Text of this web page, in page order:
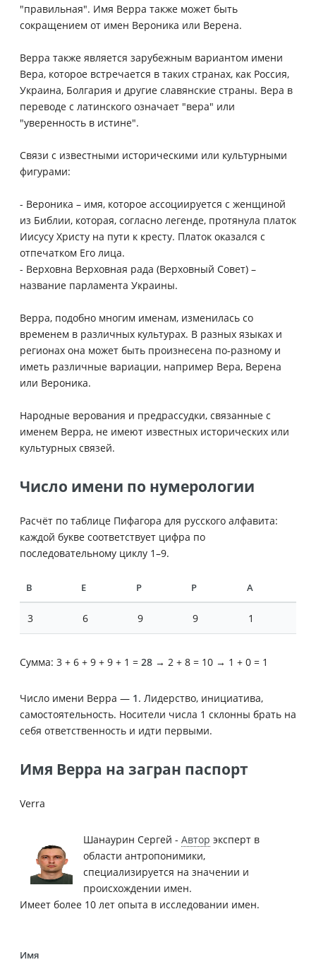
"правильная". Имя Верра также может быть
сокращением от имен Вероника или Верена.
Верра также является зарубежным вариантом имени
Вера, которое встречается в таких странах, как Россия,
Украина, Болгария и другие славянские страны. Вера в
переводе с латинского означает "вера" или
"уверенность в истине".
Связи с известными историческими или культурными
фигурами:
- Вероника – имя, которое ассоциируется с женщиной
из Библии, которая, согласно легенде, протянула платок
Иисусу Христу на пути к кресту. Платок оказался с
отпечатком Его лица.
- Верховна Верховная рада (Верховный Совет) –
название парламента Украины.
Верра, подобно многим именам, изменилась со
временем в различных культурах. В разных языках и
регионах она может быть произнесена по-разному и
иметь различные вариации, например Вера, Верена
или Вероника.
Народные верования и предрассудки, связанные с
именем Верра, не имеют известных исторических или
культурных связей.
Число имени по нумерологии
Расчёт по таблице Пифагора для русского алфавита:
каждой букве соответствует цифра по
последовательному циклу 1–9.
В Е Р Р А
3 6 9 9 1
Сумма: 3 + 6 + 9 + 9 + 1 = 28 → 2 + 8 = 10 → 1 + 0 = 1
Число имени Верра — 1. Лидерство, инициатива,
самостоятельность. Носители числа 1 склонны брать на
себя ответственность и идти первыми.
Имя Верра на загран паспорт
Verra
Шанаурин Сергей - Автор эксперт в
области антропонимики,
специализируется на значении и
происхождении имен.
Имеет более 10 лет опыта в исследовании имен.
Имя